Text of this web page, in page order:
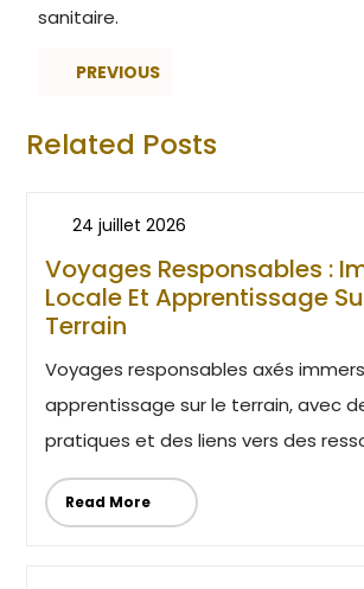
sanitaire.
PREVIOUS
Related Posts
24 juillet 2026
Voyages Responsables :
Locale Et Apprentissage
Terrain
Voyages responsables axés
apprentissage sur le terrain, avec
pratiques et des liens vers des
Read More